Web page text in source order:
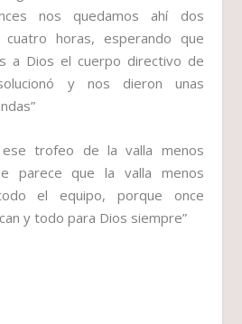
nos quedamos ahí dos
horas, esperando que
a Dios el cuerpo directivo de
y nos dieron unas
trofeo de la valla menos
parece que la valla menos
el equipo, porque once
y todo para Dios siempre”